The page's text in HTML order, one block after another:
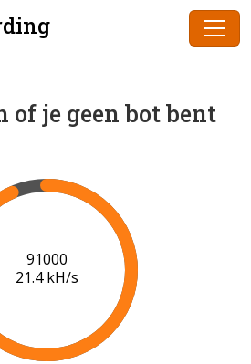
of je geen bot bent
91000
21.4 kH/s